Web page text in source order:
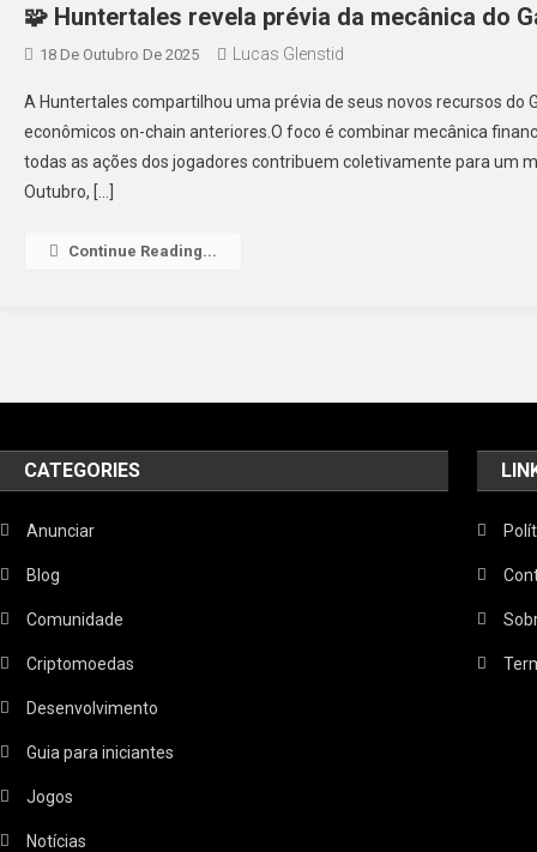
🧩 Huntertales revela prévia da mecânica do
18 De Outubro De 2025 Lucas Glenstid
A Huntertales compartilhou uma prévia de seus novos recursos do
econômicos on-chain anteriores.O foco é combinar mecânica
todas as ações dos jogadores contribuem coletivamente para um
Outubro, […]
Continue Reading...
CATEGORIES
Anunciar
Blog
Comunidade
Criptomoedas
Desenvolvimento
Guia para iniciantes
Jogos
Notícias